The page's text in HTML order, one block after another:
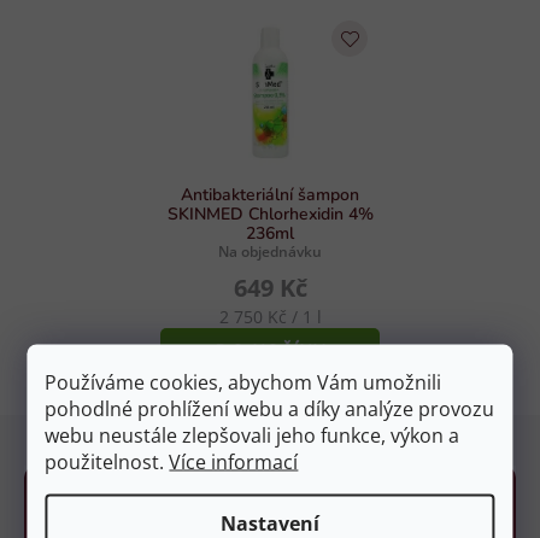
Používáme cookies, abychom Vám umožnili
pohodlné prohlížení webu a díky analýze provozu
webu neustále zlepšovali jeho funkce, výkon a
použitelnost.Více informací
Nastavení
Antibakteriální šampon
SKINMED Chlorhexidin 4%
236ml
Na objednávku
649 Kč
Měrná
cena:
2 750 Kč / 1 l
DO KOŠÍKU
p
r
v
k
v
ý
p
i
s
u